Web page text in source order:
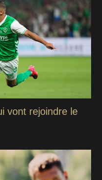
vont rejoindre le